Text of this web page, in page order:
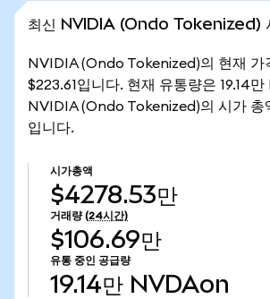
최신 NVIDIA (Ondo Tokenized)
NVIDIA (Ondo Tokenized)의 현재
$223.61입니다. 현재 유통량은 19.14
NVIDIA (Ondo Tokenized)의 시가 총
입니다.
시가총액
$4278.53만
거래량 (24시간)
$106.69만
유통 중인 공급량
19.14만 NVDAon